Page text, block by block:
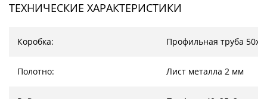
ТЕХНИЧЕСКИЕ ХАРАКТЕРИСТИКИ
Коробка: Профильная труба
Полотно: Лист металла 2 мм